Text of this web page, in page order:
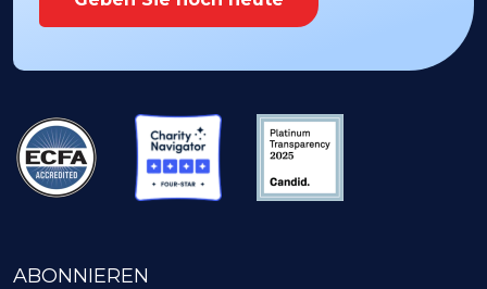
ABONNIEREN